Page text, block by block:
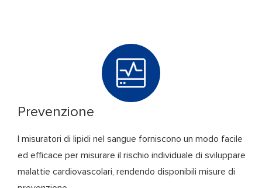
Prevenzione
I misuratori di lipidi nel sangue forniscono un modo facile
ed efficace per misurare il rischio individuale di sviluppare
malattie cardiovascolari, rendendo disponibili misure di